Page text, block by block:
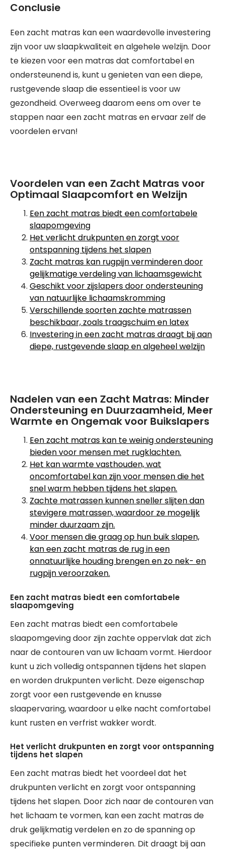
Conclusie
Een zacht matras kan een waardevolle investering
zijn voor uw slaapkwaliteit en algehele welzijn. Door
te kiezen voor een matras dat comfortabel en
ondersteunend is, kunt u genieten van een diepe,
rustgevende slaap die essentieel is voor uw
gezondheid. Overweeg daarom eens om over te
stappen naar een zacht matras en ervaar zelf de
voordelen ervan!
Voordelen van een Zacht Matras voor
Optimaal Slaapcomfort en Welzijn
Een zacht matras biedt een comfortabele
slaapomgeving
Het verlicht drukpunten en zorgt voor
ontspanning tijdens het slapen
Zacht matras kan rugpijn verminderen door
gelijkmatige verdeling van lichaamsgewicht
Geschikt voor zijslapers door ondersteuning
van natuurlijke lichaamskromming
Verschillende soorten zachte matrassen
beschikbaar, zoals traagschuim en latex
Investering in een zacht matras draagt bij aan
diepe, rustgevende slaap en algeheel welzijn
Nadelen van een Zacht Matras: Minder
Ondersteuning en Duurzaamheid, Meer
Warmte en Ongemak voor Buikslapers
Een zacht matras kan te weinig ondersteuning
bieden voor mensen met rugklachten.
Het kan warmte vasthouden, wat
oncomfortabel kan zijn voor mensen die het
snel warm hebben tijdens het slapen.
Zachte matrassen kunnen sneller slijten dan
stevigere matrassen, waardoor ze mogelijk
minder duurzaam zijn.
Voor mensen die graag op hun buik slapen,
kan een zacht matras de rug in een
onnatuurlijke houding brengen en zo nek- en
rugpijn veroorzaken.
Een zacht matras biedt een comfortabele
slaapomgeving
Een zacht matras biedt een comfortabele
slaapomgeving door zijn zachte oppervlak dat zich
naar de contouren van uw lichaam vormt. Hierdoor
kunt u zich volledig ontspannen tijdens het slapen
en worden drukpunten verlicht. Deze eigenschap
zorgt voor een rustgevende en knusse
slaapervaring, waardoor u elke nacht comfortabel
kunt rusten en verfrist wakker wordt.
Het verlicht drukpunten en zorgt voor ontspanning
tijdens het slapen
Een zacht matras biedt het voordeel dat het
drukpunten verlicht en zorgt voor ontspanning
tijdens het slapen. Door zich naar de contouren van
het lichaam te vormen, kan een zacht matras de
druk gelijkmatig verdelen en zo de spanning op
specifieke punten verminderen. Dit draagt bij aan